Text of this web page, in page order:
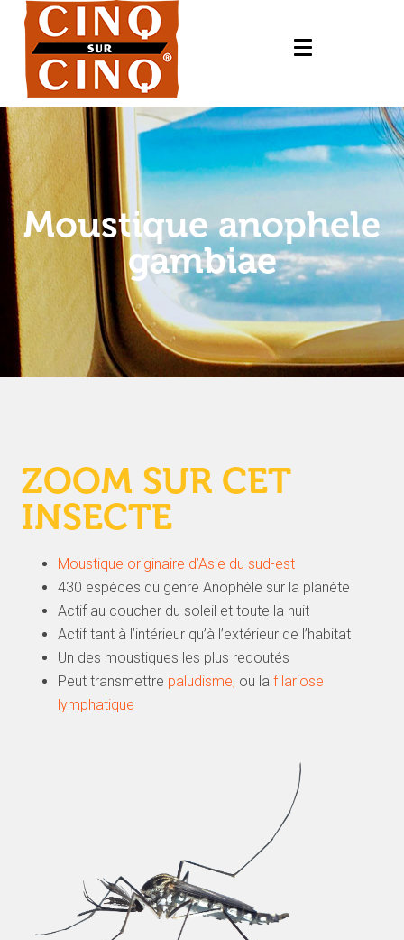
Moustique anophele
gambiae
ZOOM SUR CET
INSECTE
Moustique originaire d’Asie du sud-est
430 espèces du genre Anophèle sur la planète
Actif au coucher du soleil et toute la nuit
Actif tant à l’intérieur qu’à l’extérieur de l’habitat
Un des moustiques les plus redoutés
Peut transmettre paludisme, ou la filariose
lymphatique